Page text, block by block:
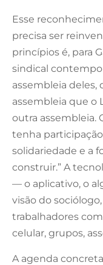
Esse
precisa ser
princípios é, para
sindical
assembleia deles,
assembleia que o
outra assembleia.
tenha
solidariedade e a
construir.” A
— o aplicativo, o
visão do
trabalhadores
celular, grupos,
A agenda